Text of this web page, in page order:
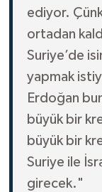
ediyor.
ortadan
Suriye’de
yapmak
Erdoğan
büyük bir
büyük bir
Suriye ile
girecek."